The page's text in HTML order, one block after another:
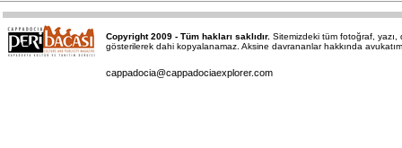
Copyright 2009 - Tüm hakları saklıdır. Sitemizdeki tüm fotoğraf, yazı,
gösterilerek dahi kopyalanamaz. Aksine davrananlar hakkında
cappadocia@cappadociaexplorer.com